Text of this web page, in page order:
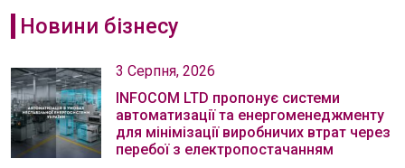
Новини бізнесу
3 Серпня, 2026
INFOCOM LTD пропонує системи
автоматизації та енергоменеджменту
для мінімізації виробничих втрат через
перебої з електропостачанням